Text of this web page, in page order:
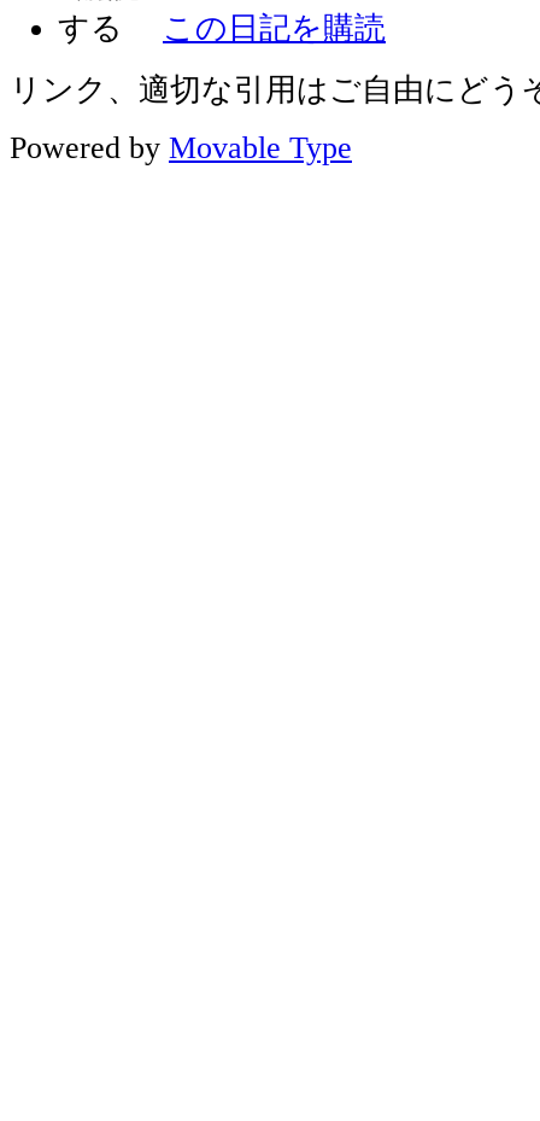
この日記を購読
リンク、適切な引用はご自由にどう
Powered by Movable Type